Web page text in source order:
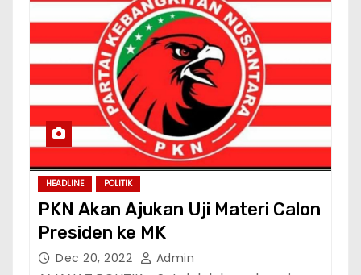
HEADLINE POLITIK
PKN Akan Ajukan Uji Materi Calon
Presiden ke MK
Dec 20, 2022 Admin